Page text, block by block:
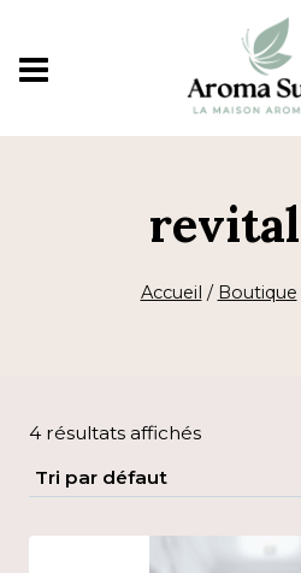
contenu
Accueil / Boutique
4 résultats affichés